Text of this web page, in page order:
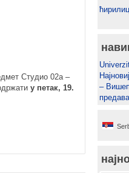
Студио 02а –
у петак, 19.
–